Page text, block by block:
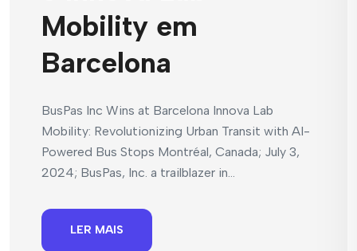
Mobility em
Barcelona
BusPas Inc Wins at Barcelona Innova Lab
Mobility: Revolutionizing Urban Transit with AI-
Powered Bus Stops Montréal, Canada; July 3,
2024; BusPas, Inc. a trailblazer in...
LER MAIS